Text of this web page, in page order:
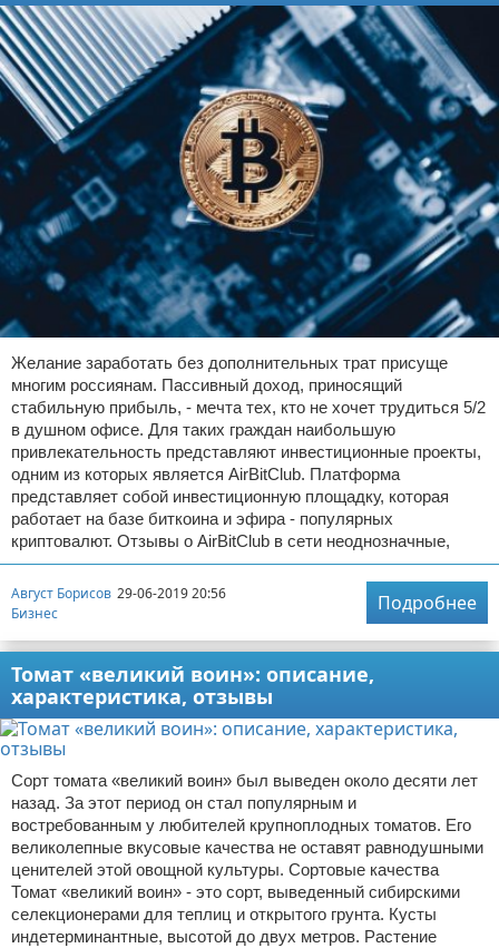
Желание заработать без дополнительных трат присуще
многим россиянам. Пассивный доход, приносящий
стабильную прибыль, - мечта тех, кто не хочет трудиться 5/2
в душном офисе. Для таких граждан наибольшую
привлекательность представляют инвестиционные проекты,
одним из которых является AirBitClub. Платформа
представляет собой инвестиционную площадку, которая
работает на базе биткоина и эфира - популярных
криптовалют. Отзывы о AirBitClub в сети неоднозначные,
Август Борисов 29-06-2019 20:56
Бизнес
Подробнее
Томат «великий воин»: описание,
характеристика, отзывы
Сорт томата «великий воин» был выведен около десяти лет
назад. За этот период он стал популярным и
востребованным у любителей крупноплодных томатов. Его
великолепные вкусовые качества не оставят равнодушными
ценителей этой овощной культуры. Сортовые качества
Томат «великий воин» - это сорт, выведенный сибирскими
селекционерами для теплиц и открытого грунта. Кусты
индетерминантные, высотой до двух метров. Растение